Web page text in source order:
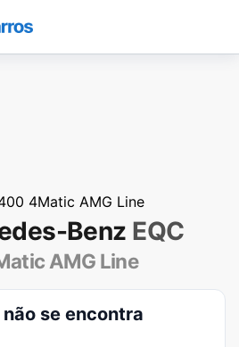
4Matic AMG Line
Benz EQC
AMG Line
se encontra